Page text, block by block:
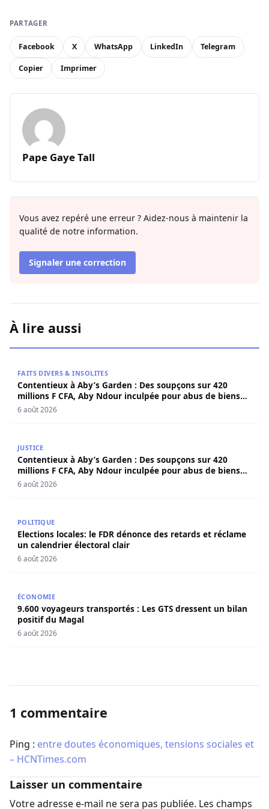
PARTAGER
Facebook X WhatsApp LinkedIn Telegram
Copier Imprimer
Pape Gaye Tall
Vous avez repéré une erreur ? Aidez-nous à maintenir la
qualité de notre information.
Signaler une correction
À lire aussi
FAITS DIVERS & INSOLITES
Contentieux à Aby’s Garden : Des soupçons sur 420
millions F CFA, Aby Ndour inculpée pour abus de biens
sociaux
6 août 2026
JUSTICE
Contentieux à Aby’s Garden : Des soupçons sur 420
millions F CFA, Aby Ndour inculpée pour abus de biens
sociaux
6 août 2026
POLITIQUE
Elections locales: le FDR dénonce des retards et réclame
un calendrier électoral clair
6 août 2026
ÉCONOMIE
9.600 voyageurs transportés : Les GTS dressent un bilan
positif du Magal
6 août 2026
1 commentaire
Ping : entre doutes économiques, tensions sociales et
– HCNTimes.com
Laisser un commentaire
Votre adresse e-mail ne sera pas publiée. Les champs